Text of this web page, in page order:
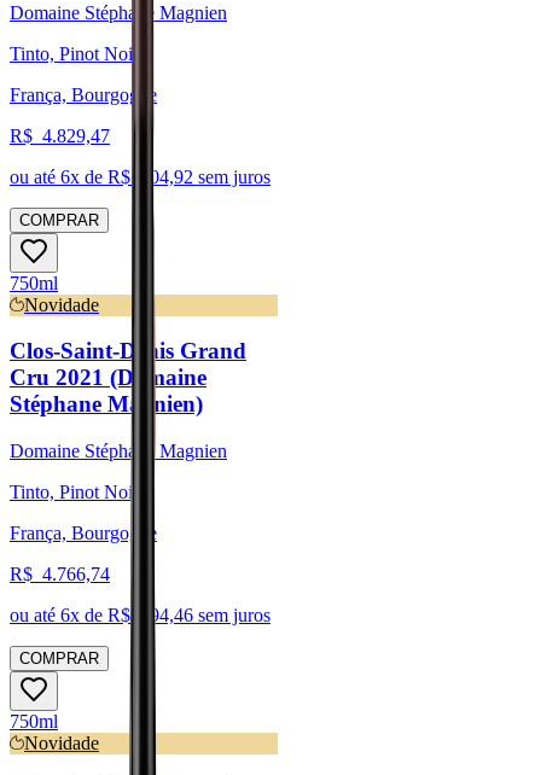
Domaine Stéphane Magnien
Tinto, Pinot Noir
França, Bourgogne
R$ 4.829,47
ou até 6x de R$ 804,92 sem juros
COMPRAR
750ml
Novidade
Clos-Saint-Denis Grand
Cru 2021 (Domaine
Stéphane Magnien)
Domaine Stéphane Magnien
Tinto, Pinot Noir
França, Bourgogne
R$ 4.766,74
ou até 6x de R$ 794,46 sem juros
COMPRAR
750ml
Novidade